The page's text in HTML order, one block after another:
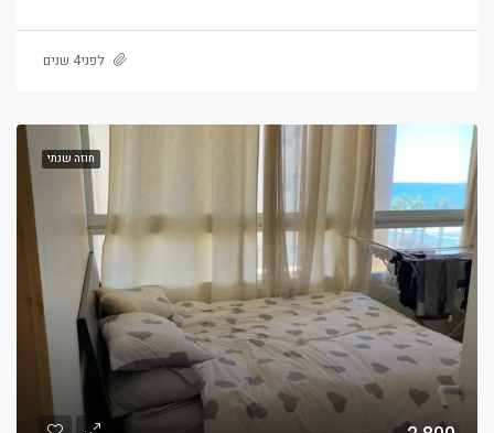
לפני4 שנים
חוזה שנתי